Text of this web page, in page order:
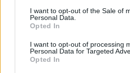
I want to opt-out of the Sale of
Personal Data.
Opted In
I want to opt-out of processing
Personal Data for Targeted
Opted In
elementi basilari e che
eticamente al diritto
corrente divennero